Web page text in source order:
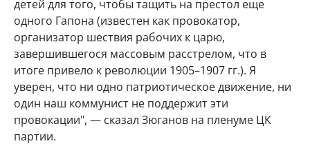
детей для того, чтобы тащить на престол еще
одного Гапона (известен как провокатор,
организатор шествия рабочих к царю,
завершившегося массовым расстрелом, что в
итоге привело к революции 1905–1907 гг.). Я
уверен, что ни одно патриотическое движение, ни
один наш коммунист не поддержит эти
провокации", — сказал Зюганов на пленуме ЦК
партии.